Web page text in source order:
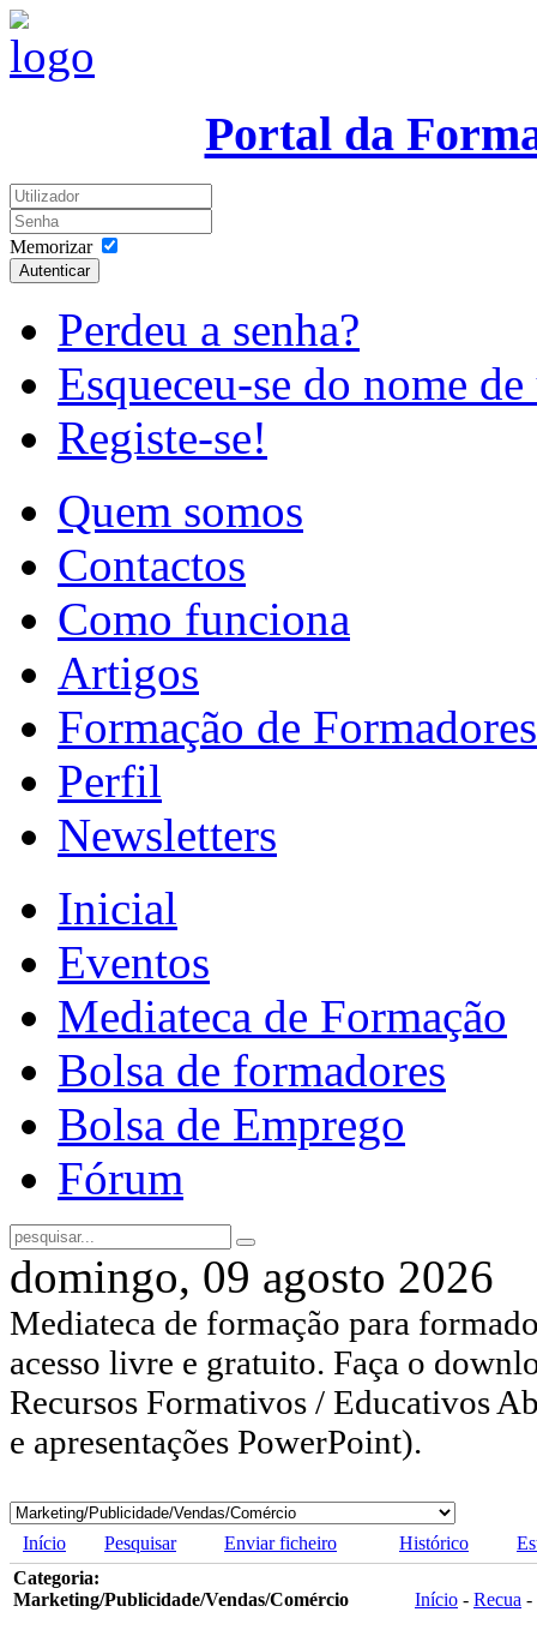
Portal da
Memorizar
Autenticar
Perdeu a senha?
Esqueceu-se do nome
Registe-se!
Quem somos
Contactos
Como funciona
Artigos
Formação de Formadores
Perfil
Newsletters
Inicial
Eventos
Mediateca de Formação
Bolsa de formadores
Bolsa de Emprego
Fórum
domingo, 09 agosto 2026
Mediateca de formação para
acesso livre e gratuito. Faça o
Recursos Formativos / Educativos
e apresentações PowerPoint).
Início Pesquisar Enviar ficheiro Histórico
Categoria:
Marketing/Publicidade/Vendas/Comércio
Início - Recua -